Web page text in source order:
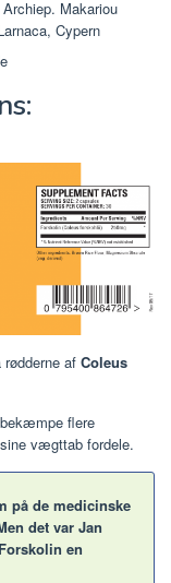
Makariou
Cypern
af Coleus
flere
vægttab fordele.
på de medicinske
det var Jan
en